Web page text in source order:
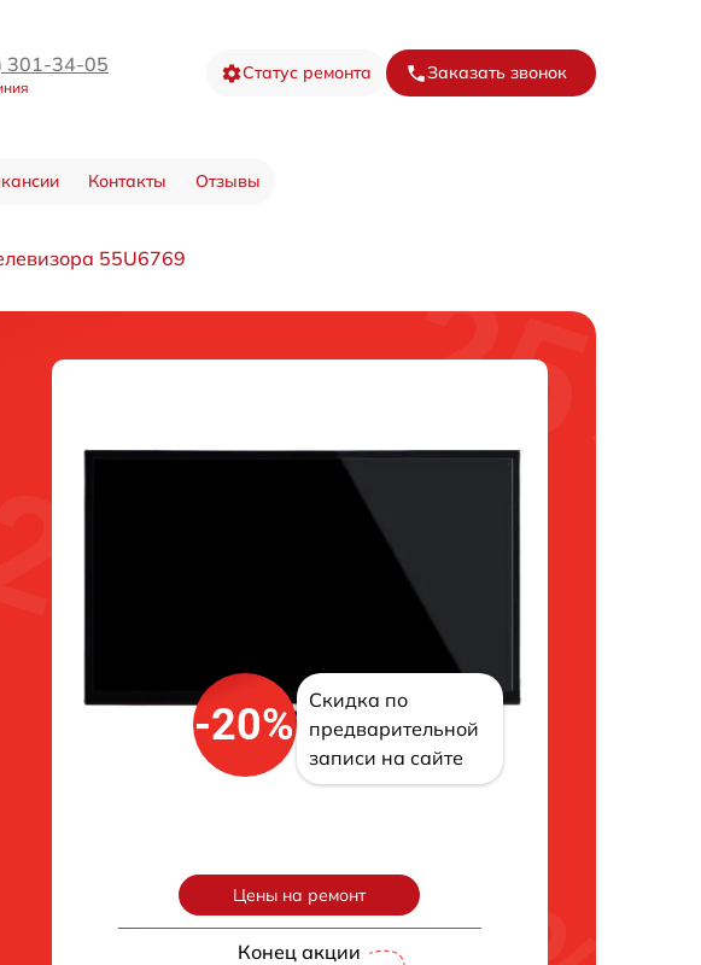
301-34-05 Статус ремонта Заказать звонок
Контакты Отзывы
55U6769
-20%
Скидка по
предварительной
записи на сайте
Цены на ремонт
Конец акции